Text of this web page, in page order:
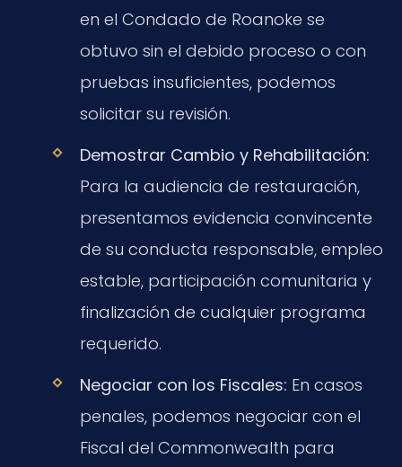
en el Condado de Roanoke se
obtuvo sin el debido proceso o con
pruebas insuficientes, podemos
solicitar su revisión.
Demostrar Cambio y Rehabilitación:
Para la audiencia de restauración,
presentamos evidencia convincente
de su conducta responsable, empleo
estable, participación comunitaria y
finalización de cualquier programa
requerido.
Negociar con los Fiscales: En casos
penales, podemos negociar con el
Fiscal del Commonwealth para